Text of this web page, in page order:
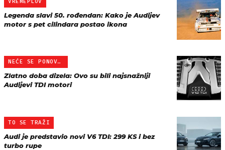
Legenda slavi 50. rođendan: Kako je Audijev
motor s pet cilindara postao ikona
NEĆE SE PONOVITI
Zlatno doba dizela: Ovo su bili najsnažniji
Audijevi TDI motori
TO SE TRAŽI
Audi je predstavio novi V6 TDI: 299 KS i bez
turbo rupe